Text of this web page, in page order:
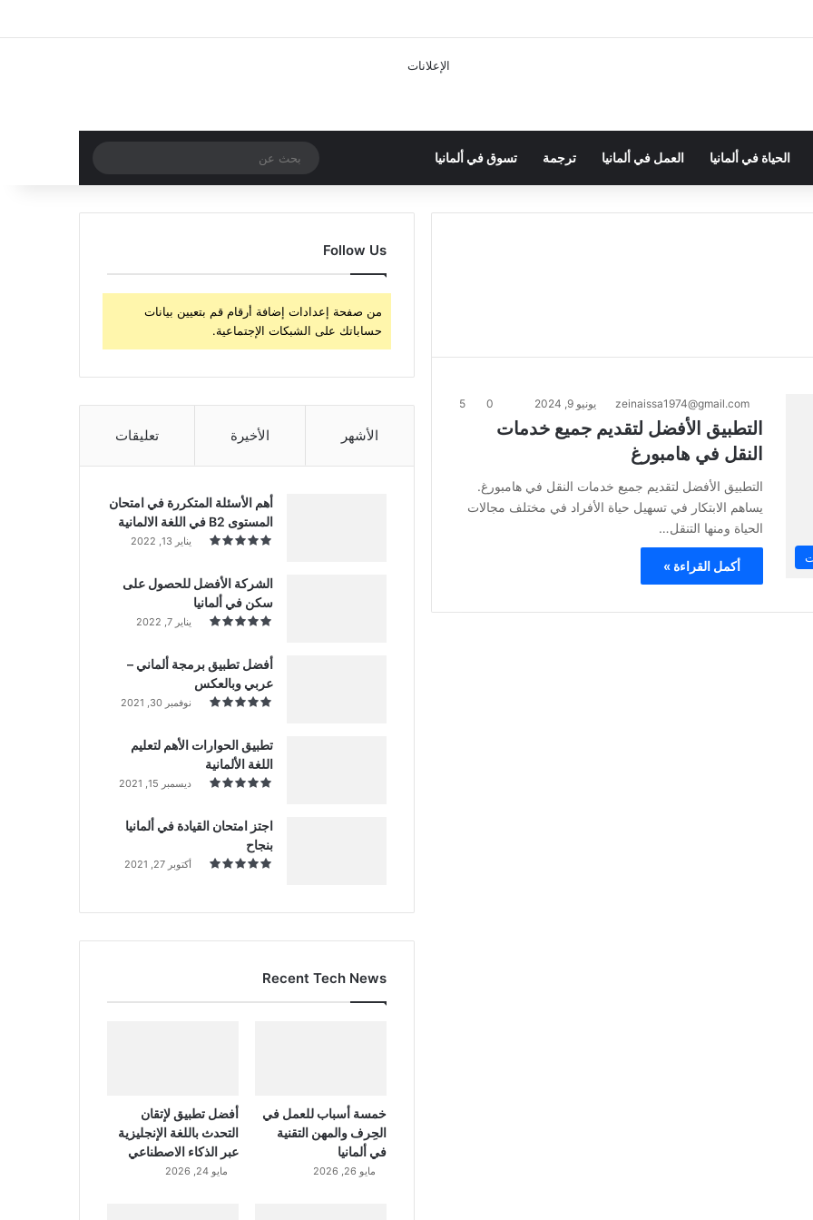
الإعلانات
الحياة في ألمانيا العمل في ألمانيا ترجمة تسوق في ألمانيا مقال عشوائي
عن
zeinaissa1974@gmail.com يونيو 9, 2024 0
5
التطبيق الأفضل لتقديم جميع خدمات
النقل في هامبورغ
التطبيق الأفضل لتقديم جميع خدمات النقل في هامبورغ.
يساهم الابتكار في تسهيل حياة الأفراد في مختلف مجالات
الحياة ومنها التنقل…
أكمل القراءة »
Follow Us
من صفحة إعدادات إضافة أرقام قم بتعيين بيانات
حساباتك على الشبكات الإجتماعية.
الأشهر الأخيرة تعليقات
أهم الأسئلة المتكررة في امتحان
المستوى B2 في اللغة الالمانية
يناير 13, 2022
الشركة الأفضل للحصول على
سكن في ألمانيا
يناير 7, 2022
أفضل تطبيق برمجة ألماني –
عربي وبالعكس
نوفمبر 30, 2021
تطبيق الحوارات الأهم لتعليم
اللغة الألمانية
ديسمبر 15, 2021
اجتز امتحان القيادة في ألمانيا
بنجاح
أكتوبر 27, 2021
Recent Tech News
خمسة أسباب للعمل في
الحِرف والمهن التقنية
في ألمانيا
مايو 26, 2026
أفضل تطبيق لإتقان
التحدث باللغة الإنجليزية
عبر الذكاء الاصطناعي
مايو 24, 2026